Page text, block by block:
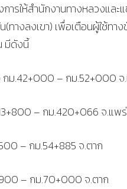
รให้สำนักงานทางหลวงแล
างลงเขา) เพื่อเตือนผู้ใช้ทา
มีดังนี้
กม.42+000 – กม.52+000 จ.
– กม.420+066 จ.แพร่
– กม.54+885 จ.ตาก
– กม.70+000 จ.ตาก